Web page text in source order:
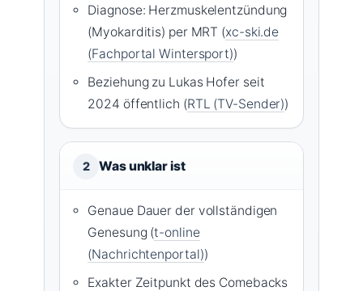
Diagnose: Herzmuskelentzündung
(Myokarditis) per MRT (xc-ski.de
(Fachportal Wintersport))
Beziehung zu Lukas Hofer seit
2024 öffentlich (RTL (TV-Sender))
2 Was unklar ist
Genaue Dauer der vollständigen
Genesung (t-online
(Nachrichtenportal))
Exakter Zeitpunkt des Comebacks